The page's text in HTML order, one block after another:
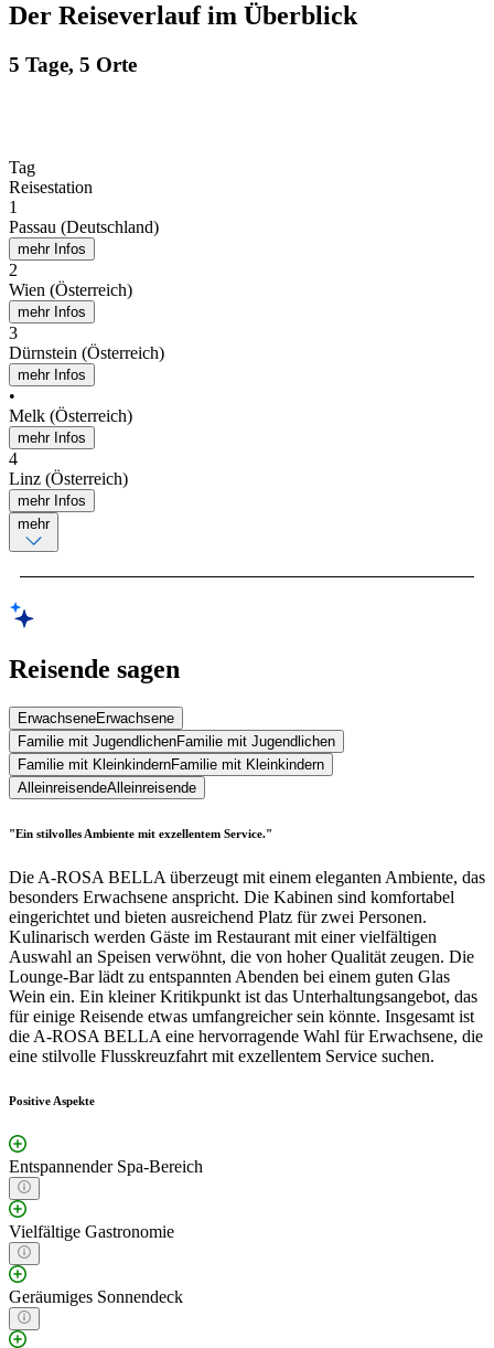
Der Reiseverlauf im Überblick
5 Tage, 5 Orte
Tag
Reisestation
1
Passau (Deutschland)
mehr Infos
2
Wien (Österreich)
mehr Infos
3
Dürnstein (Österreich)
mehr Infos
•
Melk (Österreich)
mehr Infos
4
Linz (Österreich)
mehr Infos
mehr
Reisende sagen
ErwachseneErwachsene
Familie mit JugendlichenFamilie mit Jugendlichen
Familie mit KleinkindernFamilie mit Kleinkindern
AlleinreisendeAlleinreisende
"Ein stilvolles Ambiente mit exzellentem Service."
Die A-ROSA BELLA überzeugt mit einem eleganten Ambiente, das
besonders Erwachsene anspricht. Die Kabinen sind komfortabel
eingerichtet und bieten ausreichend Platz für zwei Personen.
Kulinarisch werden Gäste im Restaurant mit einer vielfältigen
Auswahl an Speisen verwöhnt, die von hoher Qualität zeugen. Die
Lounge-Bar lädt zu entspannten Abenden bei einem guten Glas
Wein ein. Ein kleiner Kritikpunkt ist das Unterhaltungsangebot, das
für einige Reisende etwas umfangreicher sein könnte. Insgesamt ist
die A-ROSA BELLA eine hervorragende Wahl für Erwachsene, die
eine stilvolle Flusskreuzfahrt mit exzellentem Service suchen.
Positive Aspekte
Entspannender Spa-Bereich
Vielfältige Gastronomie
Geräumiges Sonnendeck